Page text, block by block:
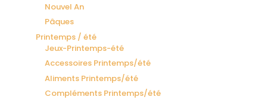
Nouvel An
Pâques
Printemps / été
Jeux-Printemps-été
Accessoires Printemps/été
Aliments Printemps/été
Compléments Printemps/été